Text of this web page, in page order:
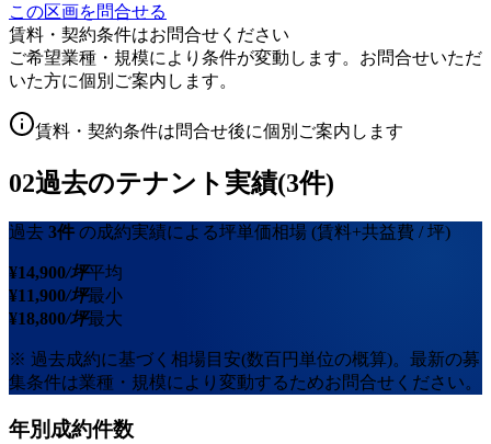
この区画を問合せる
賃料・契約条件はお問合せください
ご希望業種・規模により条件が変動します。お問合せいただ
いた方に個別ご案内します。
賃料・契約条件は問合せ後に個別ご案内します
02過去のテナント実績(3件)
過去 3件 の成約実績による坪単価相場 (賃料+共益費 / 坪)
¥14,900/坪平均
¥11,900/坪最小
¥18,800/坪最大
※ 過去成約に基づく相場目安(数百円単位の概算)。最新の募
集条件は業種・規模により変動するためお問合せください。
年別成約件数